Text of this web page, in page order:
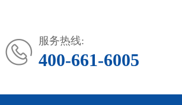
服务热线:
400-661-6005